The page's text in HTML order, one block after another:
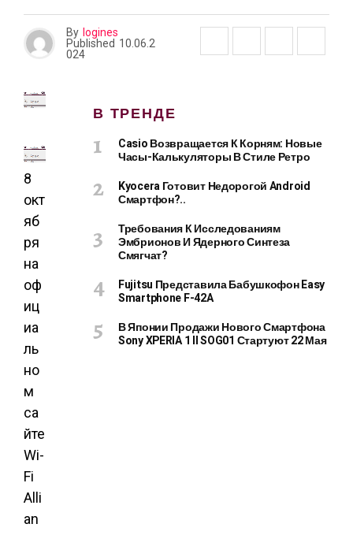
By logines
Published 10.06.2
024
8
окт
яб
ря
на
оф
иц
иа
ль
но
м
са
йте
Wi-
Fi
Alli
an
В ТРЕНДЕ
Casio Возвращается К Корням: Новые
Часы-Калькуляторы В Стиле Ретро
Kyocera Готовит Недорогой Android
Смартфон?..
Требования К Исследованиям
Эмбрионов И Ядерного Синтеза
Смягчат?
Fujitsu Представила Бабушкофон Easy
Smartphone F-42A
В Японии Продажи Нового Смартфона
Sony XPERIA 1 II SOG01 Стартуют 22 Мая